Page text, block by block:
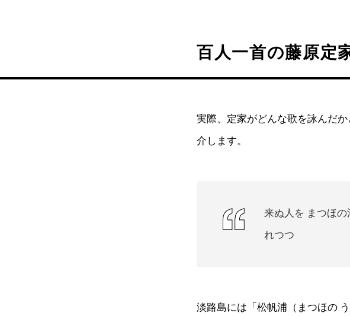
百人一首の藤原定
実際、定家がどんな歌を詠んだ
介します。
来ぬ人を まつほ
れつつ
淡路島には「松帆浦（まつほの